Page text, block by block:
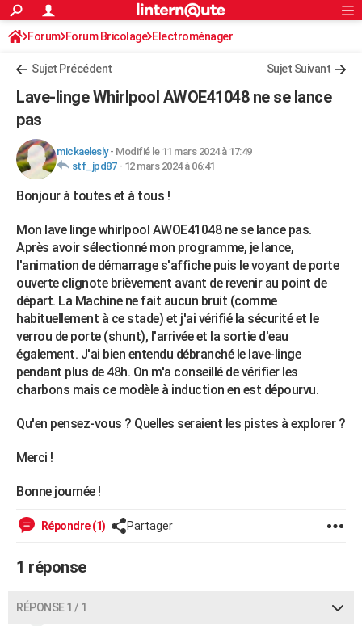
ACTUALITÉS
Politique
Société
Faits Divers
Education
Monde
Villes
+
FINANCE
Retraite
Impôts
Epargne
Immobilier
Risques naturels par ville
Banque
Assurance
Crédit
AUTO
Essais
Réserver un essai
Citadines
Berlines
SUV
Forum auto
HIGH-TECH
Forum
Aménagement intérieur
Extérieur
Cuisine
Salle de bains
Jardinage
Rangement
WEEK-END
Guides de France
Escapades
Patrimoine
Expositions
Musées
Week-end nature
+LIFESTYLE
Art de vivre
Bien-être
Loisirs
Mode
Modes de vie
SANTE
Alimentation
Guide de la santé
Maladies
Médicaments
Sommeil
VOYAGE
Destinations
City break
Voyage nature
Voyage de noces
Forum
Climat
+PHOTO
COPAINS D'AVANT
S'inscrire
Se connecter
Lycées
Collèges
Primaires
Universités
Entreprises
Service militaire
Avis de recherche
AVIS DE DÉCÈS
S'inscrire
Connexion
Forum Forum Bricolage Electroménager
Sujet Précédent Sujet Suivant
Lave-linge Whirlpool AWOE41048 ne se lance
pas
mickaelesly- Modifié le 11 mars 2024 à 17:49
stf_jpd87- 12 mars 2024 à 06:41
Bonjour à toutes et à tous !
Mon lave linge whirlpool AWOE41048 ne se lance pas.
Après avoir sélectionné mon programme, je lance,
l'animation de démarrage s'affiche puis le voyant de porte
ouverte clignote brièvement avant de revenir au point de
départ. La Machine ne fait aucun bruit (comme
habituellement à ce stade) et j'ai vérifié la sécurité et le
verrou de porte (shunt), l'arrivée et la sortie d'eau
également. J'ai bien entendu débranché le lave-linge
pendant plus de 48h. On m'a conseillé de vérifier les
charbons mais ce modèle à induction en est dépourvu.
Qu'en pensez-vous ? Quelles seraient les pistes à explorer ?
Merci !
Bonne journée !
Répondre (1) Partager
1 réponse
RÉPONSE 1 / 1